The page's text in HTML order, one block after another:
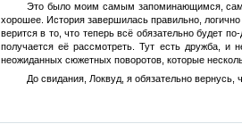
Это было моим самым запоминающимся,
хорошее. История завершилась правильно,
верится в то, что теперь всё обязательно будет
получается её рассмотреть. Тут есть дружба, и
неожиданных сюжетных поворотов, которые
До свидания, Локвуд, я обязательно вернусь,